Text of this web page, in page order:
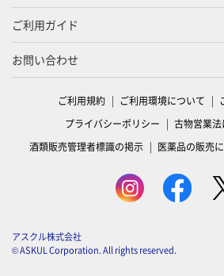
ご利用ガイド
お問い合わせ
ご利用規約 ご利用環境について
プライバシーポリシー
古物営業
酒類販売管理者標識の掲示
医薬品の販売
アスクル株式会社
© ASKUL Corporation. All rights reserved.